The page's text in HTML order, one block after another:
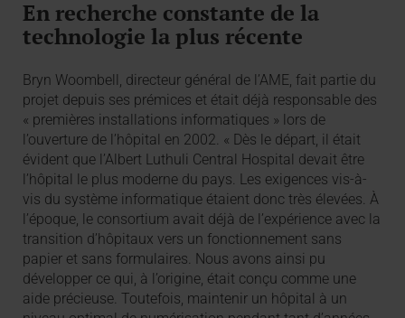
En recherche constante de la
technologie la plus récente
Bryn Woombell, directeur général de l’AME, fait partie du
projet depuis ses prémices et était déjà responsable des
« premières installations informatiques » lors de
l’ouverture de l’hôpital en 2002. « Dès le départ, il était
évident que l’Albert Luthuli Central Hospital devait être
l’hôpital le plus moderne du pays. Les exigences vis-à-
vis du système informatique étaient donc très élevées. À
l’époque, le consortium avait déjà de l’expérience avec la
transition d’hôpitaux vers un fonctionnement sans
papier et sans formulaires. Nous avons ainsi pu
développer ce qui, à l’origine, était conçu comme une
aide précieuse. Toutefois, maintenir un hôpital à un